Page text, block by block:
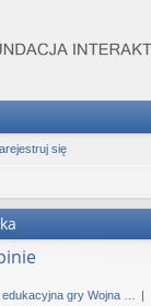
się
gry Wojna …